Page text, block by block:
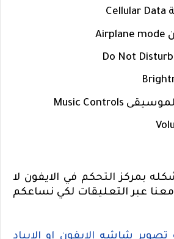
Cellular Data
Airplane mode
Do Not Disturb
Music Controls
بمركز التحكم في الايفون لا
معنا عبر التعليقات لكي نساعكم